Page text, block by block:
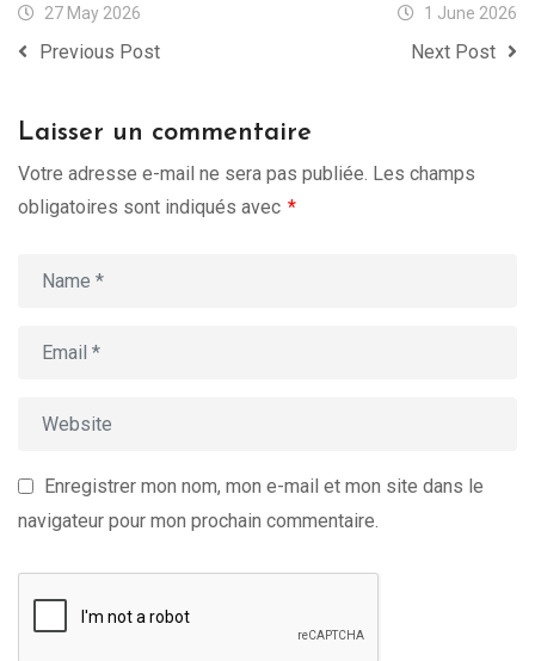
27 May 2026
Previous Post
1 June 2026
Next Post
Laisser un commentaire
Votre adresse e-mail ne sera pas publiée. Les champs
obligatoires sont indiqués avec *
Enregistrer mon nom, mon e-mail et mon site dans le
navigateur pour mon prochain commentaire.